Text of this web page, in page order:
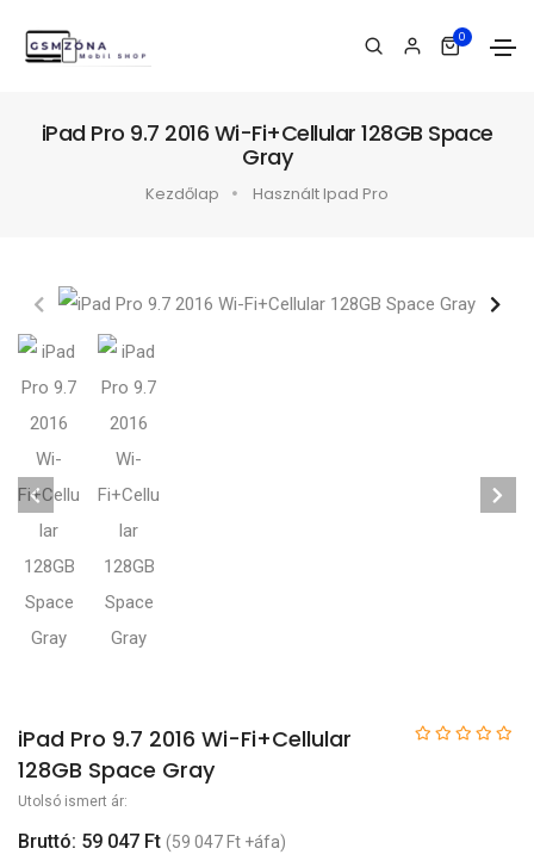
0
iPad Pro 9.7 2016 Wi-Fi+Cellular 128GB Space
Gray
Kezdőlap Használt Ipad Pro
iPad Pro 9.7 2016 Wi-Fi+Cellular
128GB Space Gray
Utolsó ismert ár:
Bruttó: 59 047 Ft (59 047 Ft +áfa)